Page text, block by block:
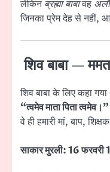
लेकिनब्रह्मा बाबावह
जिनका प्रेम देह से नहीं,
शिव बाबा —
शिव बाबा के लिए कहा
“त्वमेव माता पिता त्वमेव।”
वे ही हमारी मां, बाप,
साकार मुरली: 16